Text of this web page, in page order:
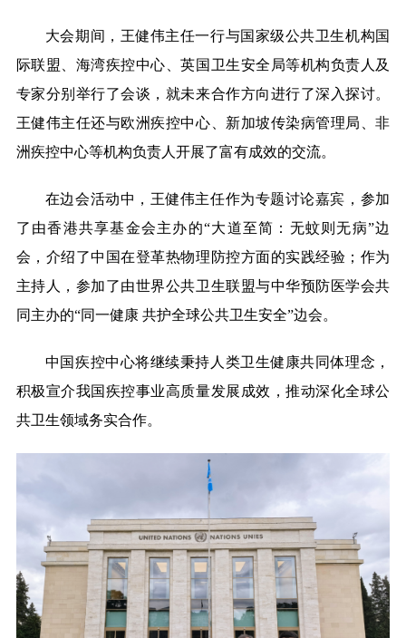
大会期间，王健伟主任一行与国家级公共卫生机构国
际联盟、海湾疾控中心、英国卫生安全局等机构负责人及
专家分别举行了会谈，就未来合作方向进行了深入探讨。
王健伟主任还与欧洲疾控中心、新加坡传染病管理局、非
洲疾控中心等机构负责人开展了富有成效的交流。
在边会活动中，王健伟主任作为专题讨论嘉宾，参加
了由香港共享基金会主办的“大道至简：无蚊则无病”边
会，介绍了中国在登革热物理防控方面的实践经验；作为
主持人，参加了由世界公共卫生联盟与中华预防医学会共
同主办的“同一健康 共护全球公共卫生安全”边会。
中国疾控中心将继续秉持人类卫生健康共同体理念，
积极宣介我国疾控事业高质量发展成效，推动深化全球公
共卫生领域务实合作。